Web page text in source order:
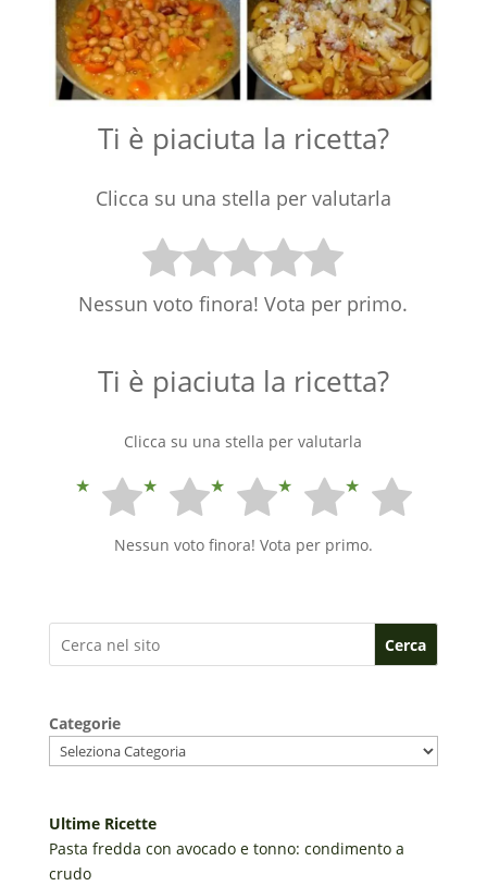
Ti è piaciuta la ricetta?
Clicca su una stella per valutarla
Nessun voto finora! Vota per primo.
Ti è piaciuta la ricetta?
Clicca su una stella per valutarla
Nessun voto finora! Vota per primo.
Cerca
Categorie
Ultime Ricette
Pasta fredda con avocado e tonno: condimento a
crudo